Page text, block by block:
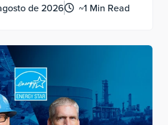
con diversión y juego
de 2026 ~1 Min Read